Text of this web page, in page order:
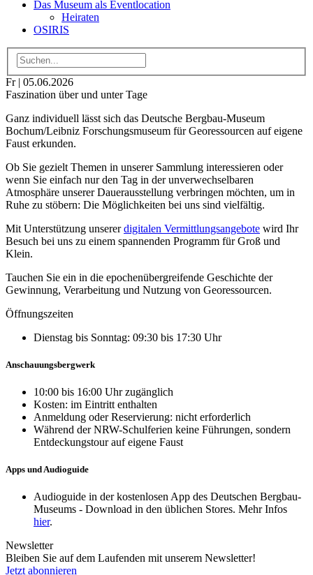
Das Museum als Eventlocation
Heiraten
OSIRIS
Fr | 05.06.2026
Faszination über und unter Tage
Ganz individuell lässt sich das Deutsche Bergbau-Museum
Bochum/Leibniz Forschungsmuseum für Georessourcen auf eigene
Faust erkunden.
Ob Sie gezielt Themen in unserer Sammlung interessieren oder
wenn Sie einfach nur den Tag in der unverwechselbaren
Atmosphäre unserer Dauerausstellung verbringen möchten, um in
Ruhe zu stöbern: Die Möglichkeiten bei uns sind vielfältig.
Mit Unterstützung unsererdigitalen Vermittlungsangebote wird Ihr
Besuch bei uns zu einem spannenden Programm für Groß und
Klein.
Tauchen Sie ein in die epochenübergreifende Geschichte der
Gewinnung, Verarbeitung und Nutzung von Georessourcen.
Öffnungszeiten
Dienstag bis Sonntag: 09:30 bis 17:30 Uhr
Anschauungsbergwerk
10:00 bis 16:00 Uhr zugänglich
Kosten: im Eintritt enthalten
Anmeldung oder Reservierung: nicht erforderlich
Während der NRW-Schulferien keine Führungen, sondern
Entdeckungstour auf eigene Faust
Apps und Audioguide
Audioguide in der kostenlosen App des Deutschen Bergbau-
Museums - Download in den üblichen Stores. Mehr Infos
hier.
Newsletter
Bleiben Sie auf dem Laufenden mit unserem Newsletter!
Jetzt abonnieren